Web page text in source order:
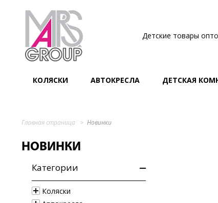
Детские товары
КОЛЯСКИ АВТОКРЕСЛА ДЕТСКАЯ
Главная страница Новинки
НОВИНКИ
Категории
Коляски